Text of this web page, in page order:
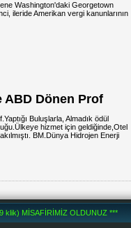
Washington'daki Georgetown
ileride Amerikan vergi kanunlarının
Dönen Prof
Buluşlarla, Almadık ödül
hizmet için geldiğinde,Otel
BM.Dünya Hidrojen Enerji
klik) MİSAFİRİMİZ OLDUNUZ ***